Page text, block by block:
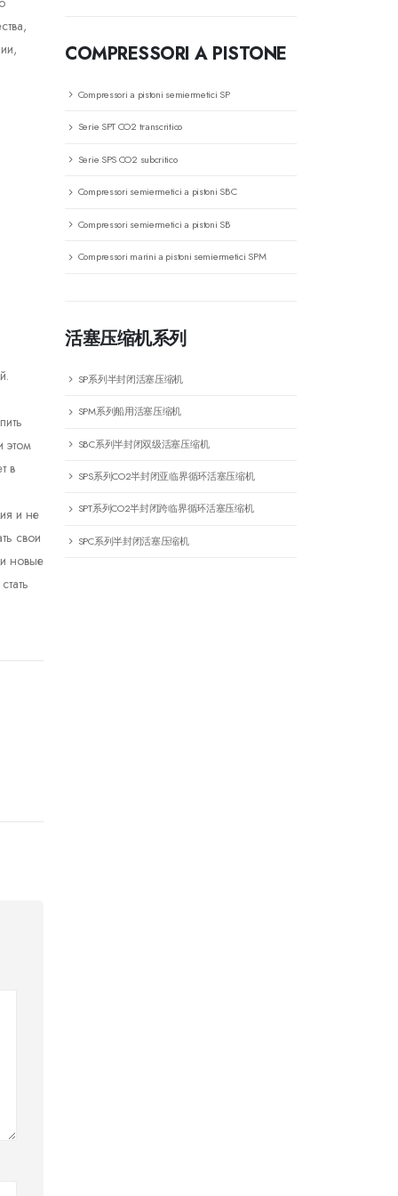
этом
в
и не
свои
новые
COMPRESSORI A PISTONE
Compressori a pistoni semiermetici SP
Serie SPT CO2 transcritico
Serie SPS CO2 subcritico
Compressori semiermetici a pistoni SBC
Compressori semiermetici a pistoni SB
Compressori marini a pistoni semiermetici SPM
活塞压缩机系列
SP系列半封闭活塞压缩机
SPM系列船用活塞压缩机
SBC系列半封闭双级活塞压缩机
SPS系列CO2半封闭亚临界循环活塞压缩机
SPT系列CO2半封闭跨临界循环活塞压缩机
SPC系列半封闭活塞压缩机